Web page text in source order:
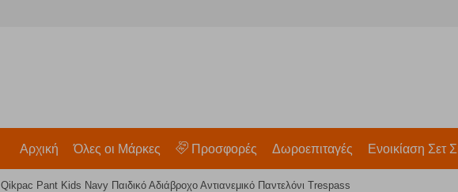
Αρχική Όλες οι Μάρκες Προσφορές Δωροεπιταγές Ενοικίαση Σετ
Qikpac Pant Kids Navy Παιδικό Αδιάβροχο Αντιανεμικό Παντελόνι Trespass